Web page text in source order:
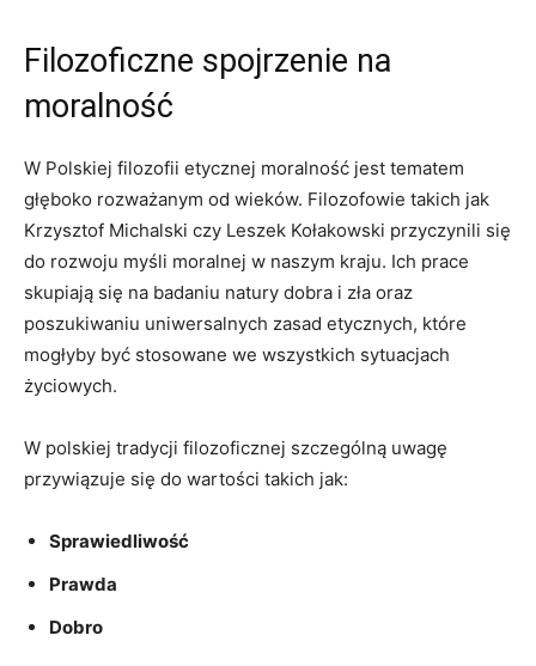
Filozoficzne spojrzenie na
moralność
W Polskiej filozofii⁤ etycznej moralność jest tematem
głęboko‍ rozważanym od wieków. Filozofowie takich jak
Krzysztof Michalski czy‍ Leszek Kołakowski przyczynili się‍
do rozwoju myśli moralnej w naszym kraju. Ich prace
skupiają‌ się na​ badaniu natury dobra⁢ i zła oraz
⁤poszukiwaniu uniwersalnych zasad‌ etycznych, które
mogłyby być stosowane we ⁢wszystkich sytuacjach
życiowych.
W polskiej tradycji ​filozoficznej szczególną uwagę
przywiązuje się⁢ do wartości takich jak:
Sprawiedliwość
Prawda
Dobro